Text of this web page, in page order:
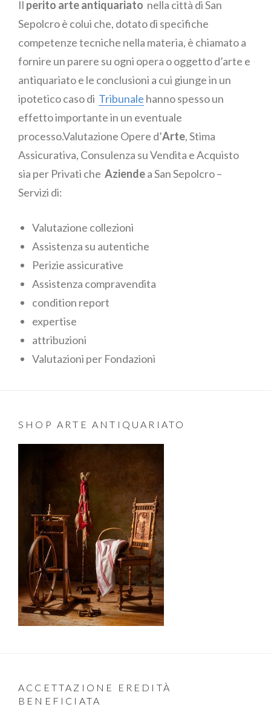
Il perito arte antiquariato nella città di San
Sepolcro è colui che, dotato di specifiche
competenze tecniche nella materia, è chiamato a
fornire un parere su ogni opera o oggetto d’arte e
antiquariato e le conclusioni a cui giunge in un
ipotetico caso di Tribunale hanno spesso un
effetto importante in un eventuale
processo.Valutazione Opere d’Arte, Stima
Assicurativa, Consulenza su Vendita e Acquisto
sia per Privati che Aziendea San Sepolcro –
Servizi di:
Valutazione collezioni
Assistenza su autentiche
Perizie assicurative
Assistenza compravendita
condition report
expertise
attribuzioni
Valutazioni per Fondazioni
SHOP ARTE ANTIQUARIATO
ACCETTAZIONE EREDITÀ
BENEFICIATA